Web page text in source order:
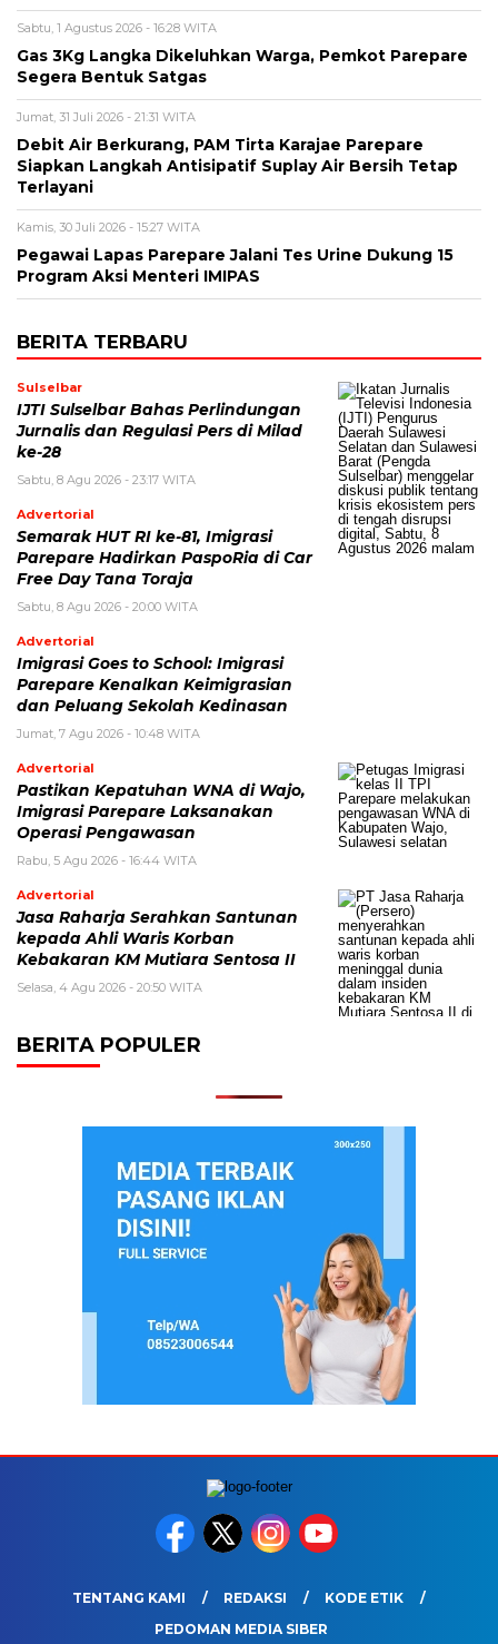
Sabtu, 1 Agustus 2026 - 16:28 WITA
Gas 3Kg Langka Dikeluhkan Warga, Pemkot Parepare
Segera Bentuk Satgas
Jumat, 31 Juli 2026 - 21:31 WITA
Debit Air Berkurang, PAM Tirta Karajae Parepare
Siapkan Langkah Antisipatif Suplay Air Bersih Tetap
Terlayani
Kamis, 30 Juli 2026 - 15:27 WITA
Pegawai Lapas Parepare Jalani Tes Urine Dukung 15
Program Aksi Menteri IMIPAS
BERITA TERBARU
Sulselbar
IJTI Sulselbar Bahas Perlindungan
Jurnalis dan Regulasi Pers di Milad
ke-28
Sabtu, 8 Agu 2026 - 23:17 WITA
Advertorial
Semarak HUT RI ke-81, Imigrasi
Parepare Hadirkan PaspoRia di Car
Free Day Tana Toraja
Sabtu, 8 Agu 2026 - 20:00 WITA
Advertorial
Imigrasi Goes to School: Imigrasi
Parepare Kenalkan Keimigrasian
dan Peluang Sekolah Kedinasan
Jumat, 7 Agu 2026 - 10:48 WITA
Advertorial
Pastikan Kepatuhan WNA di Wajo,
Imigrasi Parepare Laksanakan
Operasi Pengawasan
Rabu, 5 Agu 2026 - 16:44 WITA
Advertorial
Jasa Raharja Serahkan Santunan
kepada Ahli Waris Korban
Kebakaran KM Mutiara Sentosa II
Selasa, 4 Agu 2026 - 20:50 WITA
BERITA POPULER
TENTANG KAMI REDAKSI
KODE ETIK
PEDOMAN MEDIA SIBER